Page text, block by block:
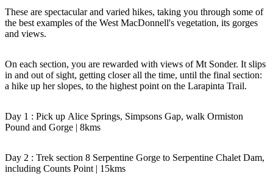
up
These are spectacular and varied hikes, taking you through some of
the best examples of the West MacDonnell's vegetation, its gorges
and views.
On each section, you are rewarded with views of Mt Sonder. It slips
in and out of sight, getting closer all the time, until the final section:
a hike up her slopes, to the highest point on the Larapinta Trail.
Day 1 : Pick up Alice Springs, Simpsons Gap, walk Ormiston
Pound and Gorge | 8kms
Day 2 : Trek section 8 Serpentine Gorge to Serpentine Chalet Dam,
including Counts Point | 15kms